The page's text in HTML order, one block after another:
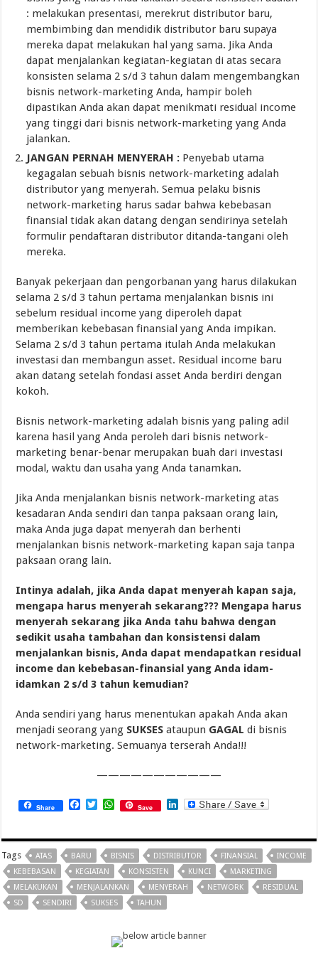
: melakukan presentasi, merekrut distributor baru,
membimbing dan mendidik distributor baru supaya
mereka dapat melakukan hal yang sama. Jika Anda
dapat menjalankan kegiatan-kegiatan di atas secara
konsisten selama 2 s/d 3 tahun dalam mengembangkan
bisnis network-marketing Anda, hampir boleh
dipastikan Anda akan dapat menikmati residual income
yang tinggi dari bisnis network-marketing yang Anda
jalankan.
JANGAN PERNAH MENYERAH : Penyebab utama
kegagalan sebuah bisnis network-marketing adalah
distributor yang menyerah. Semua pelaku bisnis
network-marketing harus sadar bahwa kebebasan
finansial tidak akan datang dengan sendirinya setelah
formulir pendaftaran distributor ditanda-tangani oleh
mereka.
Banyak pekerjaan dan pengorbanan yang harus dilakukan
selama 2 s/d 3 tahun pertama menjalankan bisnis ini
sebelum residual income yang diperoleh dapat
memberikan kebebasan finansial yang Anda impikan.
Selama 2 s/d 3 tahun pertama itulah Anda melakukan
investasi dan membangun asset. Residual income baru
akan datang setelah fondasi asset Anda berdiri dengan
kokoh.
Bisnis network-marketing adalah bisnis yang paling adil
karena hasil yang Anda peroleh dari bisnis network-
marketing benar-benar merupakan buah dari investasi
modal, waktu dan usaha yang Anda tanamkan.
Jika Anda menjalankan bisnis network-marketing atas
kesadaran Anda sendiri dan tanpa paksaan orang lain,
maka Anda juga dapat menyerah dan berhenti
menjalankan bisnis network-marketing kapan saja tanpa
paksaan orang lain.
Intinya adalah, jika Anda dapat menyerah kapan saja,
mengapa harus menyerah sekarang??? Mengapa harus
menyerah sekarang jika Anda tahu bahwa dengan
sedikit usaha tambahan dan konsistensi dalam
menjalankan bisnis, Anda dapat mendapatkan residual
income dan kebebasan-finansial yang Anda idam-
idamkan 2 s/d 3 tahun kemudian?
Anda sendiri yang harus menentukan apakah Anda akan
menjadi seorang yang SUKSES ataupun GAGAL di bisnis
network-marketing. Semuanya terserah Anda!!!
———————————
Share Facebook
TwitterWhatsApp
Save LinkedIn
Tags ATAS BARU BISNIS DISTRIBUTOR FINANSIAL
INCOME
KEBEBASAN
KEGIATAN KONSISTEN KUNCI
MARKETING
MELAKUKAN
MENJALANKAN MENYERAH NETWORK
RESIDUAL
SD
SENDIRI SUKSES TAHUN